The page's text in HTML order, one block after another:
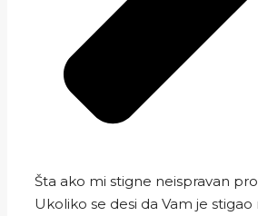
Šta ako mi stigne neispravan
Ukoliko se desi da Vam je stigao